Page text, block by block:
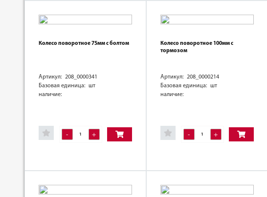
Колесо поворотное 75мм с болтом
Артикул: 208_0000341
Базовая единица: шт
наличие:
- +
Колесо поворотное 100мм с
тормозом
Артикул: 208_0000214
Базовая единица: шт
наличие:
- +